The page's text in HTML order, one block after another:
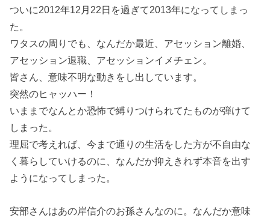
ついに2012年12月22日を過ぎて2013年になってしまっ
た。
ワタスの周りでも、なんだか最近、アセッション離婚、
アセッション退職、アセッションイメチェン。
皆さん、意味不明な動きをし出しています。
突然のヒャッハー！
いままでなんとか恐怖で縛りつけられてたものが弾けて
しまった。
理屈で考えれば、今まで通りの生活をした方が不自由な
く暮らしていけるのに、なんだか抑えきれず本音を出す
ようになってしまった。
安部さんはあの岸信介のお孫さんなのに。なんだか意味